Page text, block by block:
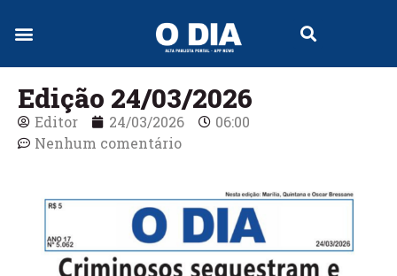
Edição 24/03/2026
Editor 24/03/2026
06:00
Nenhum comentário